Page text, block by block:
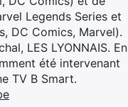
Legends Series et
DC Comics, Marvel).
LES LYONNAIS. En
été intervenant
TV B Smart.